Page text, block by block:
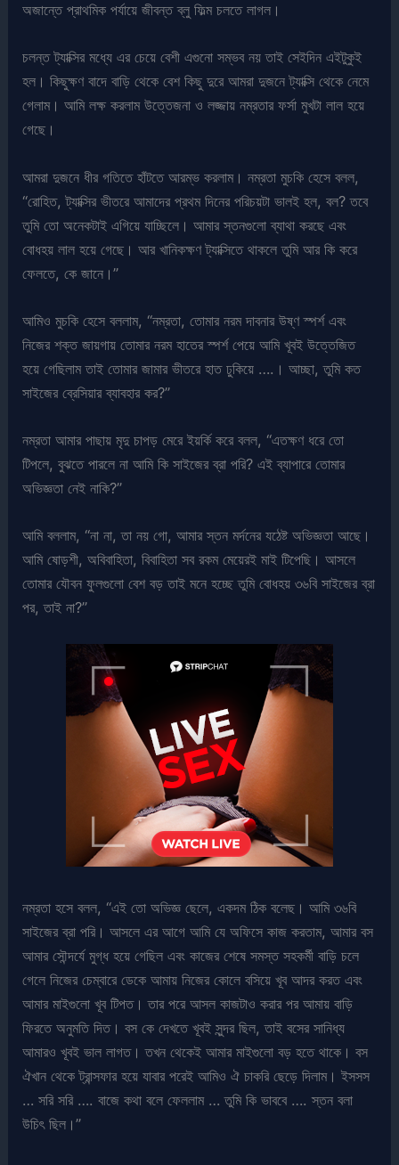
অজান্তে প্রাথমিক পর্যায়ে জীবন্ত ব্লু ফিল্ম চলতে লাগল।
চলন্ত ট্যাক্সির মধ্যে এর চেয়ে বেশী এগুনো সম্ভব নয় তাই সেইদিন এইটুকুই
হল। কিছুক্ষণ বাদে বাড়ি থেকে বেশ কিছু দুরে আমরা দুজনে ট্যাক্সি থেকে নেমে
গেলাম। আমি লক্ষ করলাম উত্তেজনা ও লজ্জায় নম্রতার ফর্সা মুখটা লাল হয়ে
গেছে।
আমরা দুজনে ধীর গতিতে হাঁটতে আরম্ভ করলাম। নম্রতা মুচকি হেসে বলল,
“রোহিত, ট্যাক্সির ভীতরে আমাদের প্রথম দিনের পরিচয়টা ভালই হল, বল? তবে
তুমি তো অনেকটাই এগিয়ে যাচ্ছিলে। আমার স্তনগুলো ব্যাথা করছে এবং
বোধহয় লাল হয়ে গেছে। আর খানিকক্ষণ ট্যাক্সিতে থাকলে তুমি আর কি করে
ফেলতে, কে জানে।”
আমিও মুচকি হেসে বললাম, “নম্রতা, তোমার নরম দাবনার উষ্ণ স্পর্শ এবং
নিজের শক্ত জায়গায় তোমার নরম হাতের স্পর্শ পেয়ে আমি খূবই উত্তেজিত
হয়ে গেছিলাম তাই তোমার জামার ভীতরে হাত ঢুকিয়ে ….। আচ্ছা, তুমি কত
সাইজের ব্রেসিয়ার ব্যাবহার কর?”
নম্রতা আমার পাছায় মৃদু চাপড় মেরে ইয়র্কি করে বলল, “এতক্ষণ ধরে তো
টিপলে, বুঝতে পারলে না আমি কি সাইজের ব্রা পরি? এই ব্যাপারে তোমার
অভিজ্ঞতা নেই নাকি?”
আমি বললাম, “না না, তা নয় গো, আমার স্তন মর্দনের যঠেষ্ট অভিজ্ঞতা আছে।
আমি ষোড়শী, অবিবাহিতা, বিবাহিতা সব রকম মেয়েরই মাই টিপেছি। আসলে
তোমার যৌবন ফুলগুলো বেশ বড় তাই মনে হচ্ছে তুমি বোধহয় ৩৬বি সাইজের ব্রা
পর, তাই না?”
নম্রতা হসে বলল, “এই তো অভিজ্ঞ ছেলে, একদম ঠিক বলেছ। আমি ৩৬বি
সাইজের ব্রা পরি। আসলে এর আগে আমি যে অফিসে কাজ করতাম, আমার বস
আমার সৌন্দর্যে মুগ্ধ হয়ে গেছিল এবং কাজের শেষে সমস্ত সহকর্মী বাড়ি চলে
গেলে নিজের চেম্বারে ডেকে আমায় নিজের কোলে বসিয়ে খূব আদর করত এবং
আমার মাইগুলো খূব টিপত। তার পরে আসল কাজটাও করার পর আমায় বাড়ি
ফিরতে অনুমতি দিত। বস কে দেখতে খূবই সুন্দর ছিল, তাই বসের সানিধ্য
আমারও খূবই ভাল লাগত। তখন থেকেই আমার মাইগুলো বড় হতে থাকে। বস
ঐখান থেকে ট্রান্সফার হয়ে যাবার পরেই আমিও ঐ চাকরি ছেড়ে দিলাম। ইসসস
… সরি সরি …. বাজে কথা বলে ফেললাম … তুমি কি ভাববে …. স্তন বলা
উচিৎ ছিল।”